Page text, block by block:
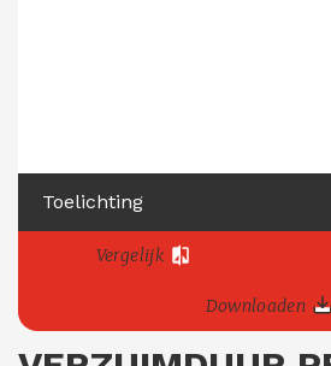
Toelichting
Vergelijk
Downloaden